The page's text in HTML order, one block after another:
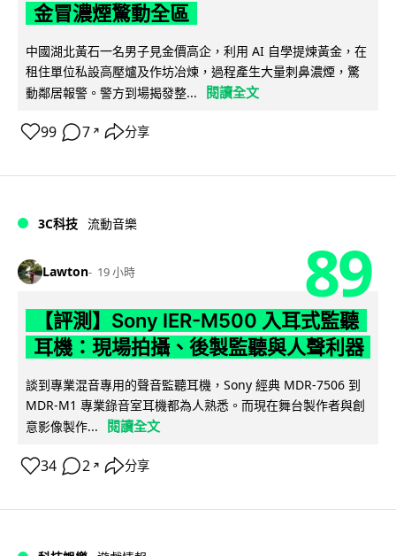
金冒濃煙驚動全區
中國湖北黃石一名男子見金價高企，利用 AI 自學提煉黃金，在
租住單位私設高壓爐及作坊冶煉，過程產生大量刺鼻濃煙，驚
動鄰居報警。警方到場揭發整...
閱讀全文
99 7 ↗ 分享
3C科技 流動音樂
Lawton 19 小時 89
【評測】Sony IER-M500 入耳式監聽
耳機：現場拍攝、後製監聽與人聲利器
談到專業混音專用的聲音監聽耳機，Sony 經典 MDR-7506 到
MDR-M1 專業錄音室耳機都為人熟悉。而現在舞台製作者與創
意影像製作...
閱讀全文
34 2 ↗ 分享